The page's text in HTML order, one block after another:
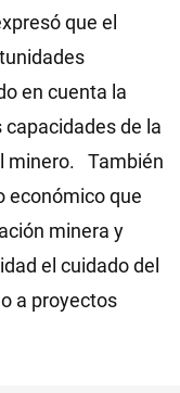
que el
en cuenta la
de la
minero. También
económico que
minera y
el cuidado del
a proyectos